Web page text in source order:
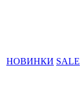
НОВИНКИ SALE